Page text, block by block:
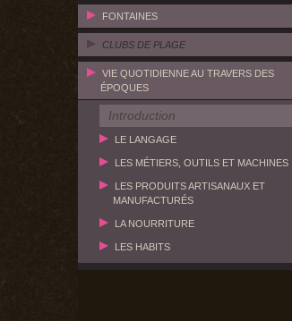
FONTAINES
CLUBS DE PLAGE
VIE QUOTIDIENNE AU TRAVERS DES
ÉPOQUES
Introduction
LE LANGAGE
LES MÉTIERS, OUTILS ET MACHINES
LES PRODUITS ARTISANAUX ET
MANUFACTURÉS
LA NOURRITURE
LES HABITS